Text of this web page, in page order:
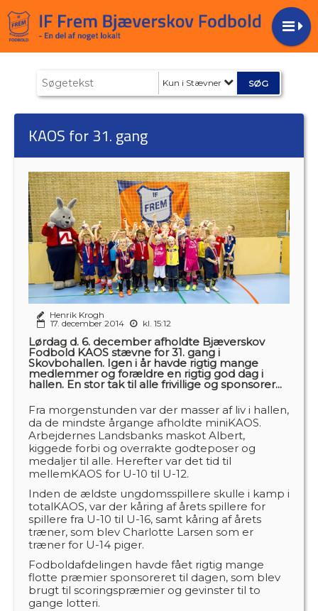
Kun i Stævner
KAOS for 31. gang
Henrik Krogh
17. december 2014
kl. 15:12
Lørdag d. 6. december afholdte Bjæverskov
Fodbold KAOS stævne for 31. gang i
Skovbohallen. Igen i år havde rigtig mange
medlemmer og forældre en rigtig god dag i
hallen. En stor tak til alle frivillige og sponsorer...
Fra morgenstunden var der masser af liv i hallen,
da de mindste årgange afholdte miniKAOS.
Arbejdernes Landsbanks maskot Albert,
kiggede forbi og overrakte godteposer og
medaljer til alle. Herefter var det tid til
mellemKAOS for U-10 til U-12.
Inden de ældste ungdomsspillere skulle i kamp i
totalKAOS, var der kåring af årets spillere for
spillere fra U-10 til U-16, samt kåring af årets
træner, som blev Charlotte Larsen som er
træner for U-14 piger.
Fodboldafdelingen havde fået rigtig mange
flotte præmier sponsoreret til dagen, som blev
brugt til scoringspræmier og gevinster til to
gange lotteri.